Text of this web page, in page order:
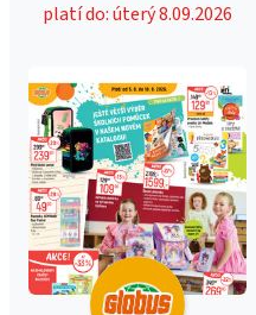
platí do: úterý 8.09.2026